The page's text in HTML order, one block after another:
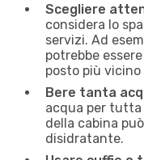
Scegliere
considera lo
servizi. Ad
potrebbe
posto più
Bere tanta
acqua per tutta
della cabina
disidratante.